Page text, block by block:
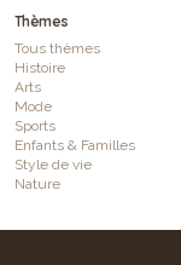
Thèmes
Tous thèmes
Histoire
Arts
Mode
Sports
Enfants & Familles
Style de vie
Nature